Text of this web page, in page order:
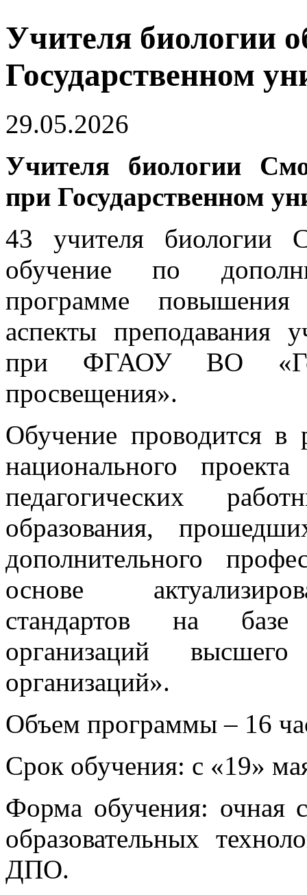
Учителя биологии
Государственном
29.05.2026
Учителя биологии
при Государственном
43 учителя биологии
обучение по
программе повышения
аспекты преподавания
при ФГАОУ ВО
просвещения».
Обучение проводится в
национального
педагогических
образования,
дополнительного
основе
стандартов на базе
организаций
организаций».
Объем программы – 16
Срок обучения: с «19»
Форма обучения: очная
образовательных
ДПО.